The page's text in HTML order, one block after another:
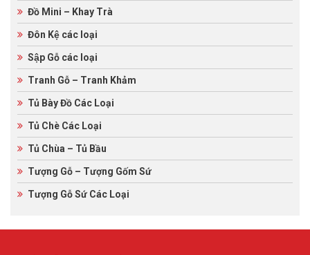
Đồ Mini – Khay Trà
Đôn Kệ các loại
Sập Gỗ các loại
Tranh Gỗ – Tranh Khảm
Tủ Bày Đồ Các Loại
Tủ Chè Các Loại
Tủ Chùa – Tủ Bầu
Tượng Gỗ – Tượng Gốm Sứ
Tượng Gỗ Sứ Các Loại